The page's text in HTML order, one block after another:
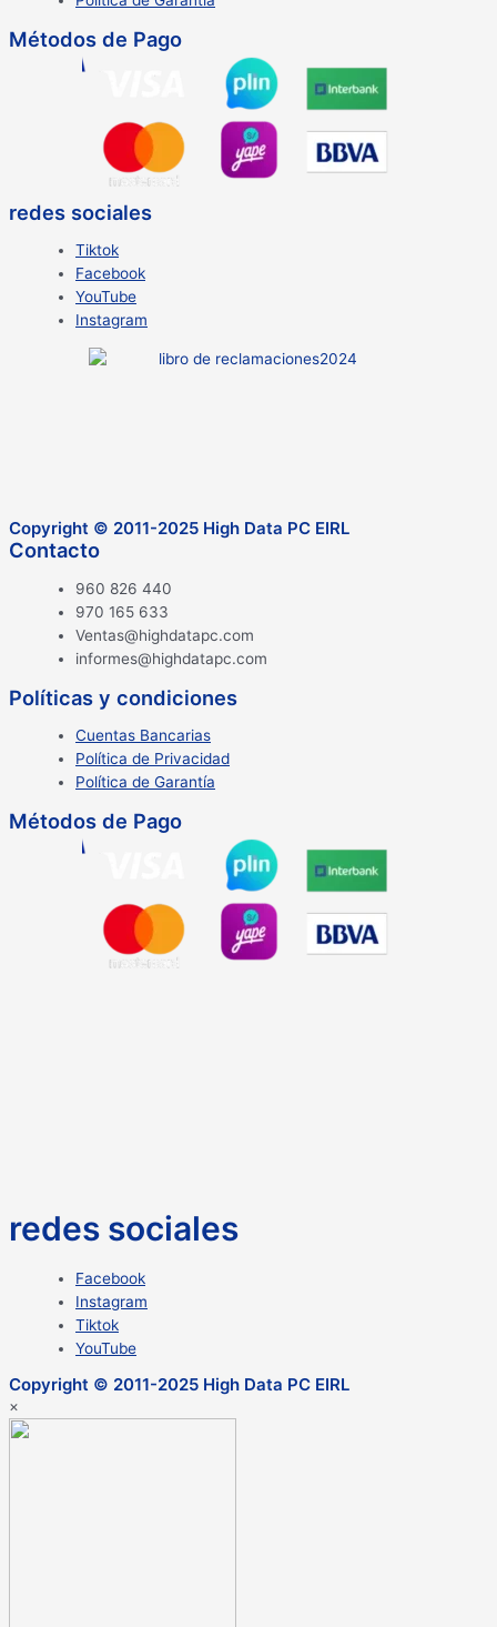
Métodos de Pago
redes sociales
Tiktok
Facebook
YouTube
Instagram
Copyright © 2011-2025 High Data PC EIRL
Contacto
960 826 440
970 165 633
Ventas@highdatapc.com
informes@highdatapc.com
Políticas y condiciones
Cuentas Bancarias
Política de Privacidad
Política de Garantía
Métodos de Pago
redes sociales
Facebook
Instagram
Tiktok
YouTube
Copyright © 2011-2025 High Data PC EIRL
×